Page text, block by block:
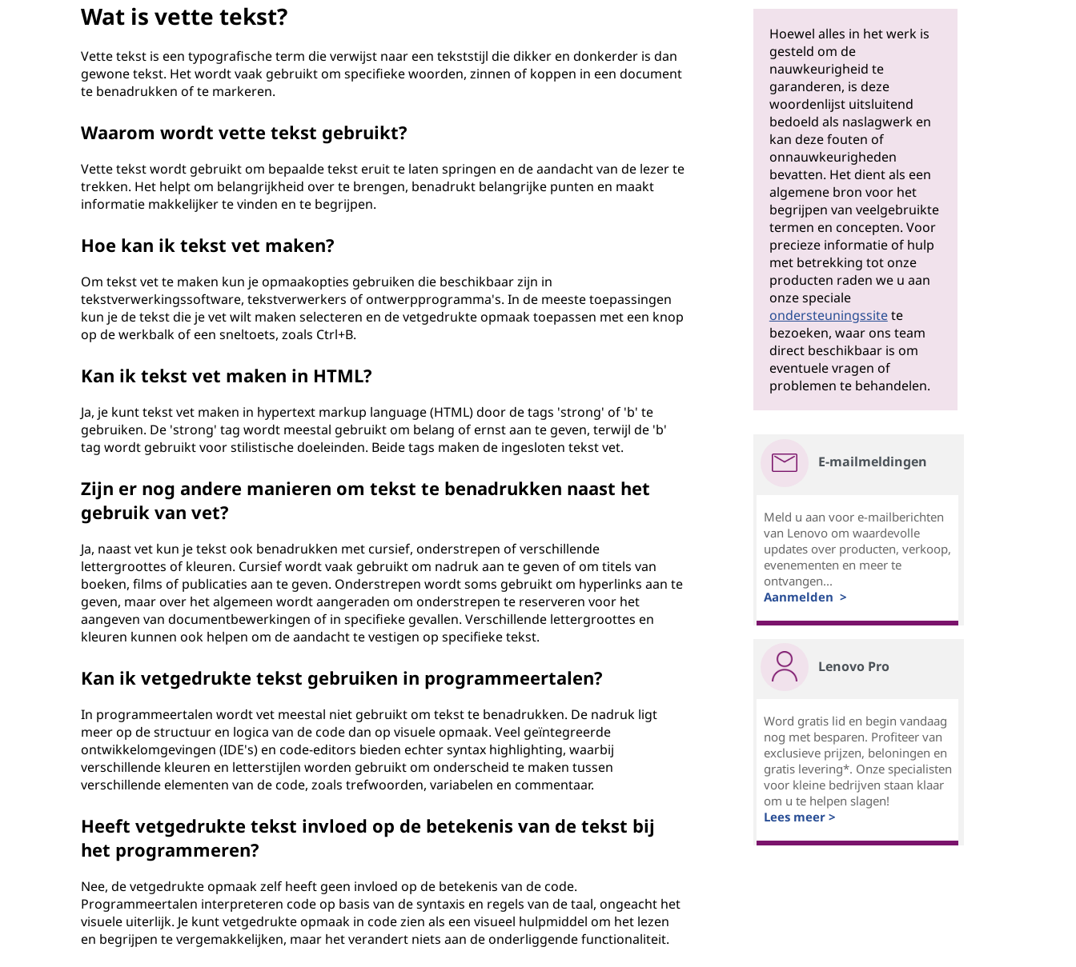
Wat is vette tekst?
Vette tekst is een typografische term die verwijst naar een tekststijl die dikker en donkerder is dan
gewone tekst. Het wordt vaak gebruikt om specifieke woorden, zinnen of koppen in een document
te benadrukken of te markeren.
Waarom wordt vette tekst gebruikt?
Vette tekst wordt gebruikt om bepaalde tekst eruit te laten springen en de aandacht van de lezer te
trekken. Het helpt om belangrijkheid over te brengen, benadrukt belangrijke punten en maakt
informatie makkelijker te vinden en te begrijpen.
Hoe kan ik tekst vet maken?
Om tekst vet te maken kun je opmaakopties gebruiken die beschikbaar zijn in
tekstverwerkingssoftware, tekstverwerkers of ontwerpprogramma's. In de meeste toepassingen
kun je de tekst die je vet wilt maken selecteren en de vetgedrukte opmaak toepassen met een knop
op de werkbalk of een sneltoets, zoals Ctrl+B.
Kan ik tekst vet maken in HTML?
Ja, je kunt tekst vet maken in hypertext markup language (HTML) door de tags 'strong' of 'b' te
gebruiken. De 'strong' tag wordt meestal gebruikt om belang of ernst aan te geven, terwijl de 'b'
tag wordt gebruikt voor stilistische doeleinden. Beide tags maken de ingesloten tekst vet.
Zijn er nog andere manieren om tekst te benadrukken naast het
gebruik van vet?
Ja, naast vet kun je tekst ook benadrukken met cursief, onderstrepen of verschillende
lettergroottes of kleuren. Cursief wordt vaak gebruikt om nadruk aan te geven of om titels van
boeken, films of publicaties aan te geven. Onderstrepen wordt soms gebruikt om hyperlinks aan te
geven, maar over het algemeen wordt aangeraden om onderstrepen te reserveren voor het
aangeven van documentbewerkingen of in specifieke gevallen. Verschillende lettergroottes en
kleuren kunnen ook helpen om de aandacht te vestigen op specifieke tekst.
Kan ik vetgedrukte tekst gebruiken in programmeertalen?
In programmeertalen wordt vet meestal niet gebruikt om tekst te benadrukken. De nadruk ligt
meer op de structuur en logica van de code dan op visuele opmaak. Veel geïntegreerde
ontwikkelomgevingen (IDE's) en code-editors bieden echter syntax highlighting, waarbij
verschillende kleuren en letterstijlen worden gebruikt om onderscheid te maken tussen
verschillende elementen van de code, zoals trefwoorden, variabelen en commentaar.
Heeft vetgedrukte tekst invloed op de betekenis van de tekst bij
het programmeren?
Nee, de vetgedrukte opmaak zelf heeft geen invloed op de betekenis van de code.
Programmeertalen interpreteren code op basis van de syntaxis en regels van de taal, ongeacht het
visuele uiterlijk. Je kunt vetgedrukte opmaak in code zien als een visueel hulpmiddel om het lezen
en begrijpen te vergemakkelijken, maar het verandert niets aan de onderliggende functionaliteit.
Hoewel alles in het werk is
gesteld om de
nauwkeurigheid te
garanderen, is deze
woordenlijst uitsluitend
bedoeld als naslagwerk en
kan deze fouten of
onnauwkeurigheden
bevatten. Het dient als een
algemene bron voor het
begrijpen van veelgebruikte
termen en concepten. Voor
precieze informatie of hulp
met betrekking tot onze
producten raden we u aan
onze speciale
ondersteuningssitete
bezoeken, waar ons team
direct beschikbaar is om
eventuele vragen of
problemen te behandelen.
E-mailmeldingen
Meld u aan voor e-mailberichten
van Lenovo om waardevolle
updates over producten, verkoop,
evenementen en meer te
ontvangen...
Aanmelden >
Lenovo Pro
Word gratis lid en begin vandaag
nog met besparen. Profiteer van
exclusieve prijzen, beloningen en
gratis levering*. Onze specialisten
voor kleine bedrijven staan klaar
om u te helpen slagen!
Lees meer >